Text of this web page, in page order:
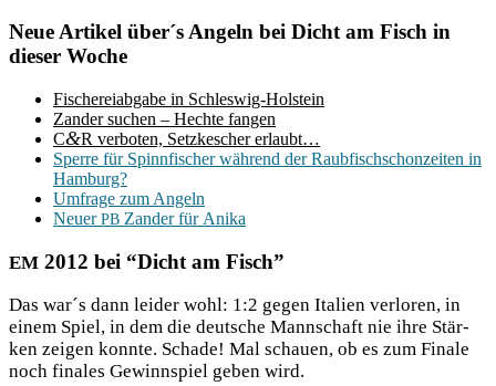
Neue Artikel über´s Angeln bei Dicht am Fisch in
dieser Woche
Fische­rei­ab­ga­be in Schleswig-Holstein
Zan­der suchen – Hech­te fangen
C&R ver­bo­ten, Setz­ke­scher erlaubt…
Sper­re für Spinn­fi­scher wäh­rend der Raub­fisch­schon­zei­ten in
Hamburg?
Umfra­ge zum Angeln
Neu­erPB Zan­der für Anika
EM 2012 bei “Dicht am Fisch”
Das war´s dann lei­der wohl: 1:2 gegen Ita­li­en ver­lo­ren, in
einem Spiel, in dem die deut­sche Mann­schaft nie ihre Stär­
ken zei­gen konn­te. Scha­de! Mal schau­en, ob es zum Fina­le
noch fina­les Gewinn­spiel geben wird.